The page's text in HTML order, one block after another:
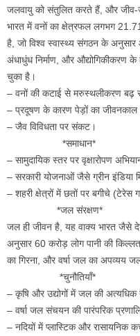
जलवायु को संतुलित करते हैं, और
भारत में वनों का क्षेत्रफल लगभग
है, जो विश्व स्वास्थ्य संगठन के
अंधाधुंध निर्माण, और औद्योगिकीकरण के
चुका है।
– वनों की कटाई से मरुस्थलीकरण बढ़
– प्रदूषण के कारण पेड़ों का जीवनकाल
– जैव विविधता पर संकट।
*समाधान*
– सामुदायिक स्तर पर वृक्षारोपण
– सरकारी योजनाओं जैसे ग्रीन इंडिया
– शहरी क्षेत्रों में छतों पर बगीचे (टेरेस
*जल संरक्षण*
जल ही जीवन है, यह वाक्य भारत जैसे
अनुसार 60 करोड़ लोग पानी की
का गिरना, और वर्षा जल का अपव्यय
*चुनौतियाँ*
– कृषि और उद्योगों में जल की
– वर्षा जल संचयन की पारंपरिक
– नदियों में प्लास्टिक और रासायनिक